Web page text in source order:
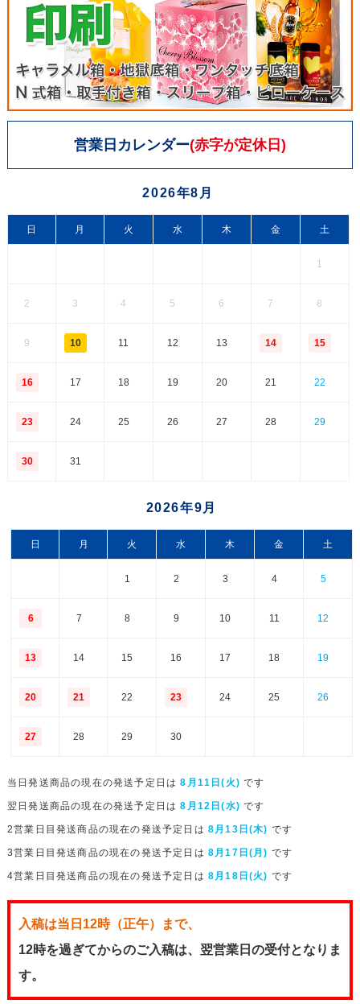
9600枚 370,100 328,310 296,750
376,060 333,490 301,350
382,020 338,670 305,950
営業日カレンダー(赤字が定休日)
2026年8月
日 月 火 水 木 金 土
1
2 3 4 5 6 7 8
9 10 11 12 13 14 15
16 17 18 19 20 21 22
23 24 25 26 27 28 29
30 31
2026年9月
日 月 火 水 木 金 土
1 2 3 4 5
6 7 8 9 10 11 12
13 14 15 16 17 18 19
20 21 22 23 24 25 26
27 28 29 30
当日発送商品の現在の発送予定日は 8月11日(火)です
翌日発送商品の現在の発送予定日は 8月12日(水)です
2営業日目発送商品の現在の発送予定日は 8月13日(木) です
3営業日目発送商品の現在の発送予定日は 8月17日(月) です
4営業日目発送商品の現在の発送予定日は 8月18日(火) です
入稿は当日12時（正午）まで、
12時を過ぎてからのご入稿は、翌営業日の受付となりま
す。